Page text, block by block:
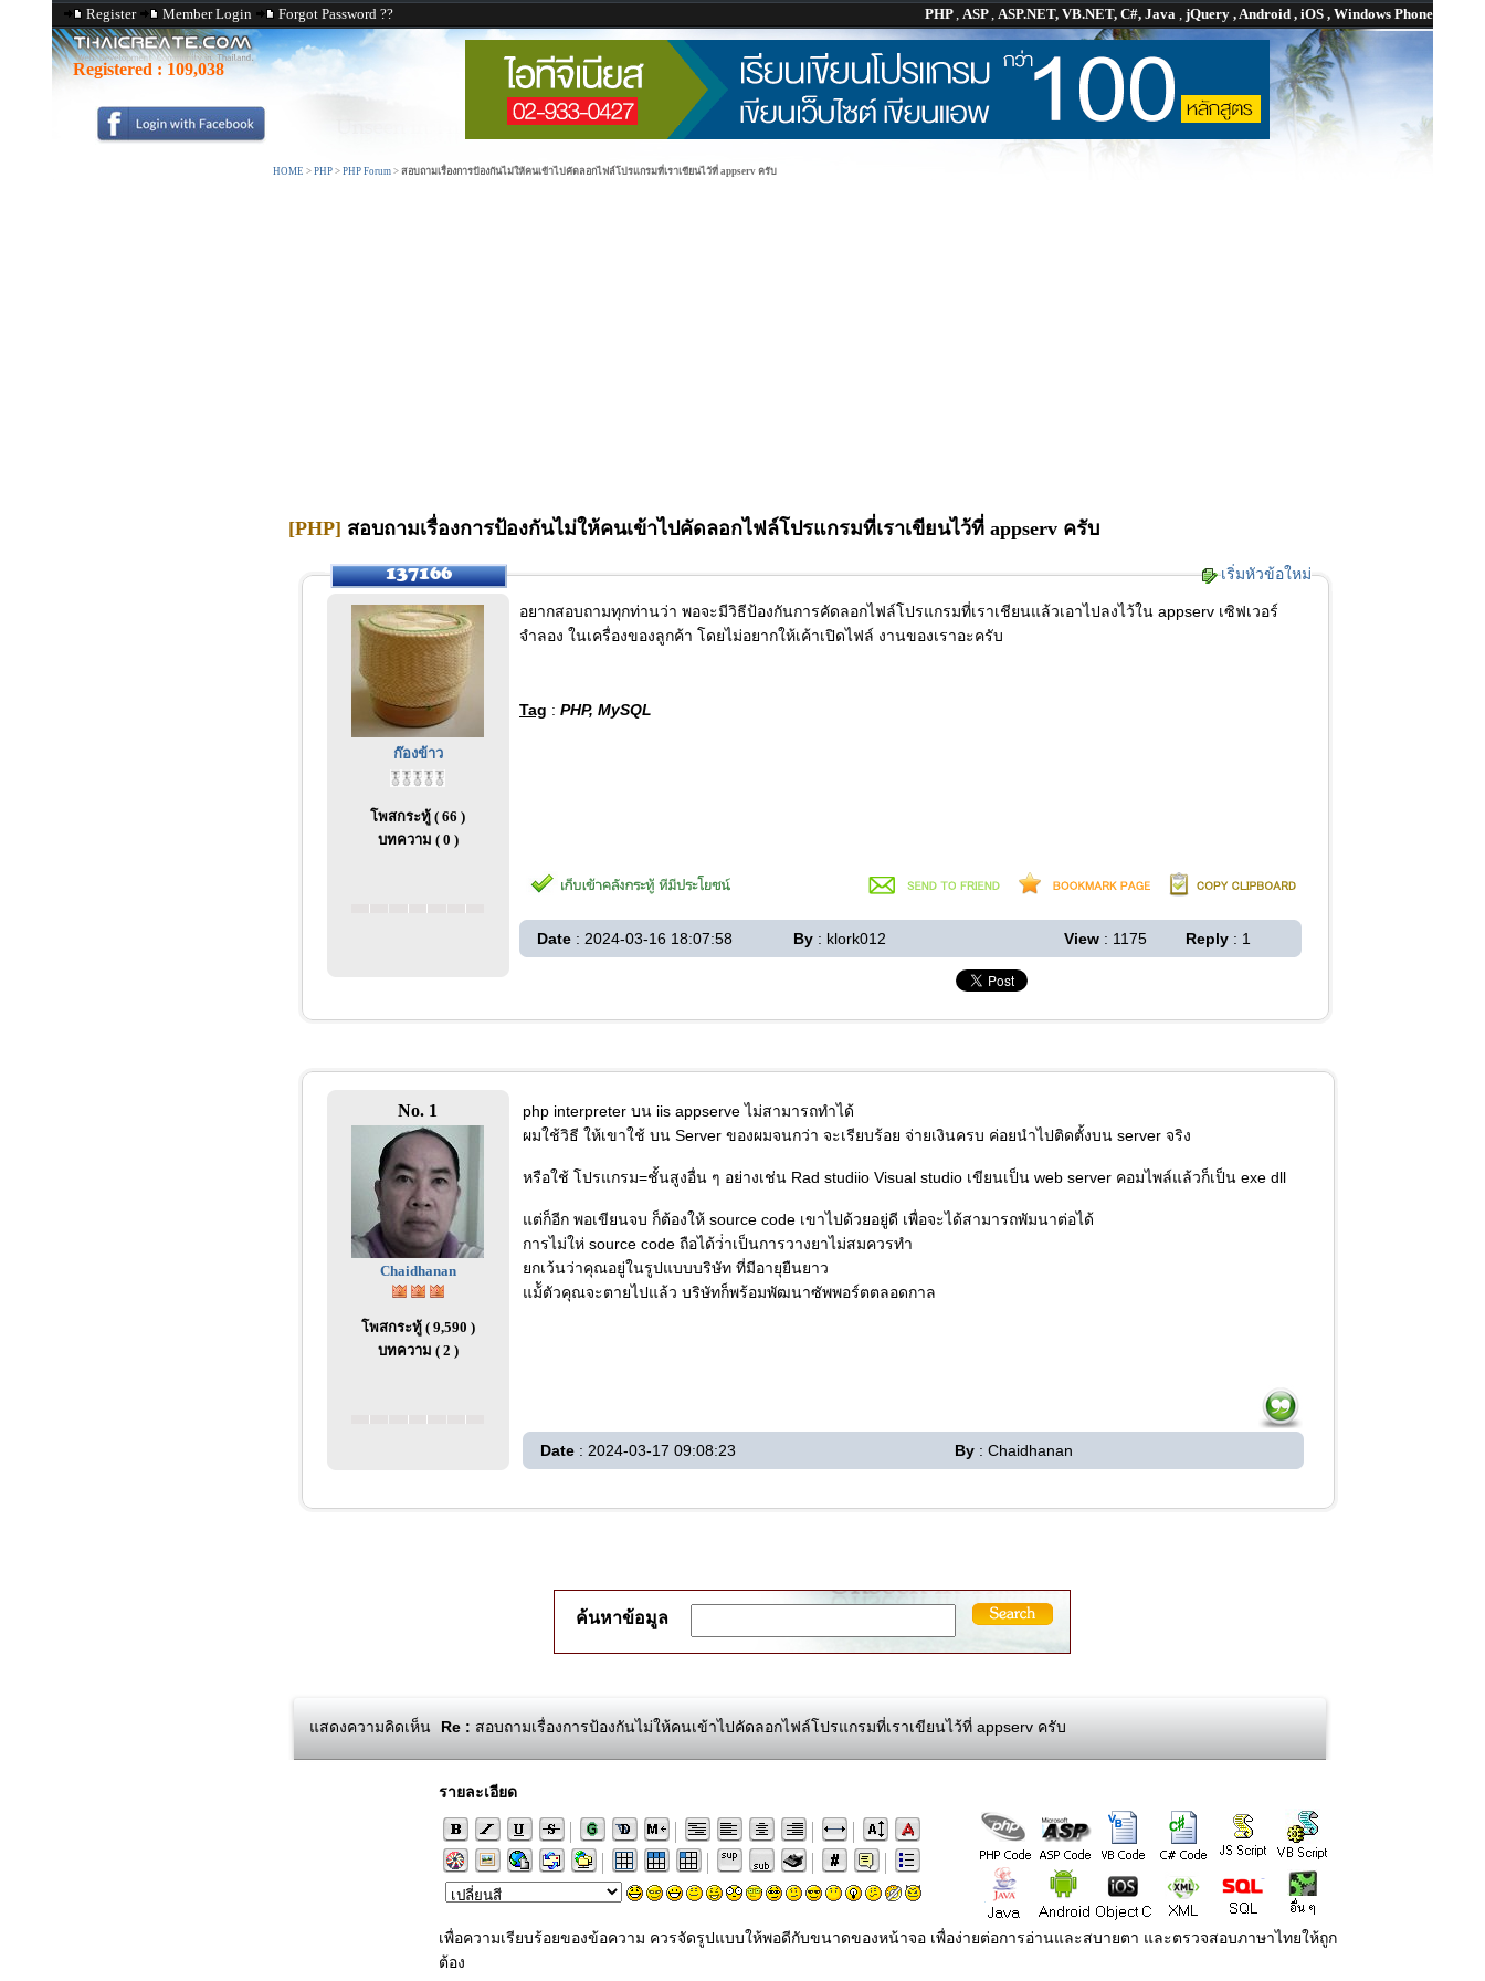
Register Member Login Forgot Password ?? PHP, ASP, ASP.NET, VB.NET, C#, Java , jQuery , Android , iOS , Windows Phone
Registered : 109,038
HOME > PHP > PHP Forum > สอบถามเรื่องการป้องกันไม่ให้คนเข้าไปคัดลอกไฟล์โปรแกรมที่เราเขียนไว้ที่ appserv ครับ
[PHP] สอบถามเรื่องการป้องกันไม่ให้คนเข้าไปคัดลอกไฟล์โปรแกรมที่เราเขียนไว้ที่ appserv ครับ
เริ่มหัวข้อใหม่
ก๊องข้าว
โพสกระทู้ ( 66 )
บทความ ( 0 )
อยากสอบถามทุกท่านว่า พอจะมีวิธีป้องกันการคัดลอกไฟล์โปรแกรมที่เราเชียนแล้วเอาไปลงไว้ใน appserv เซิฟเวอร์
จำลอง ในเครื่องของลูกค้า โดยไม่อยากให้เค้าเปิดไฟล์ งานของเราอะครับ
Tag : PHP, MySQL
Date : 2024-03-16 18:07:58 By : klork012 View : 1175 Reply : 1
No. 1
Chaidhanan
โพสกระทู้ ( 9,590 )
บทความ ( 2 )
php interpreter บน iis appserve ไม่สามารถทำได้
ผมใช้วิธี ให้เขาใช้ บน Server ของผมจนกว่า จะเรียบร้อย จ่ายเงินครบ ค่อยนำไปติดตั้งบน server จริง
หรือใช้ โปรแกรม=ชั้นสูงอื่น ๆ อย่างเช่น Rad studiio Visual studio เขียนเป็น web server คอมไพล์แล้วก็เป็น exe dll
แต่ก็อีก พอเขียนจบ ก็ต้องให้ source code เขาไปด้วยอยู่ดี เพื่อจะได้สามารถพัมนาต่อได้
การไม่ให่ source code ถือได้ว่่าเป็นการวางยาไม่สมควรทำ
ยกเว้นว่าคุณอยู่ในรูปแบบบริษัท ที่มีอายุยืนยาว
แม้ัตัวคุณจะตายไปแล้ว บริษัทก็พร้อมพัฒนาซัพพอร์ตตลอดกาล
Date : 2024-03-17 09:08:23 By : Chaidhanan
ค้นหาข้อมูล
แสดงความคิดเห็น Re : สอบถามเรื่องการป้องกันไม่ให้คนเข้าไปคัดลอกไฟล์โปรแกรมที่เราเขียนไว้ที่ appserv ครับ
รายละเอียด
เพื่อความเรียบร้อยของข้อความ ควรจัดรูปแบบให้พอดีกับขนาดของหน้าจอ เพื่อง่ายต่อการอ่านและสบายตา และตรวจสอบภาษาไทยให้ถูก
ต้อง